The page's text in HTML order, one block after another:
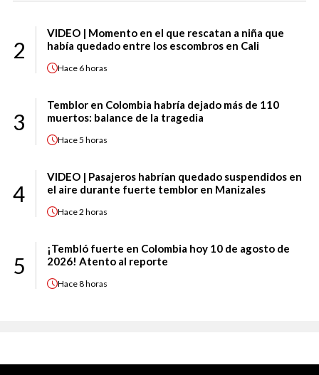
2
VIDEO | Momento en el que rescatan a niña que
había quedado entre los escombros en Cali
Hace 6 horas
3
Temblor en Colombia habría dejado más de 110
muertos: balance de la tragedia
Hace5 horas
4
VIDEO | Pasajeros habrían quedado suspendidos en
el aire durante fuerte temblor en Manizales
Hace2 horas
5
¡Tembló fuerte en Colombia hoy 10 de agosto de
2026! Atento al reporte
Hace8 horas